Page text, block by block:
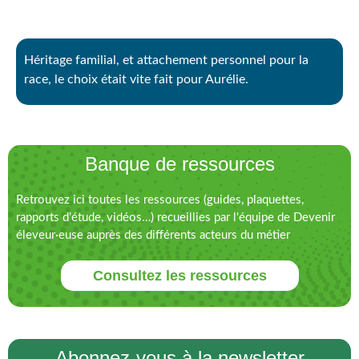
Héritage familial, et attachement personnel pour la
race, le choix était vite fait pour Aurélie.
Banque de ressources
Retrouvez ici toutes les ressources (guides, plaquettes,
rapports d’étude, vidéos…) recueillies par l'équipe de Devenir
éleveur·euse auprès des différents acteurs du métier
Consultez les ressources